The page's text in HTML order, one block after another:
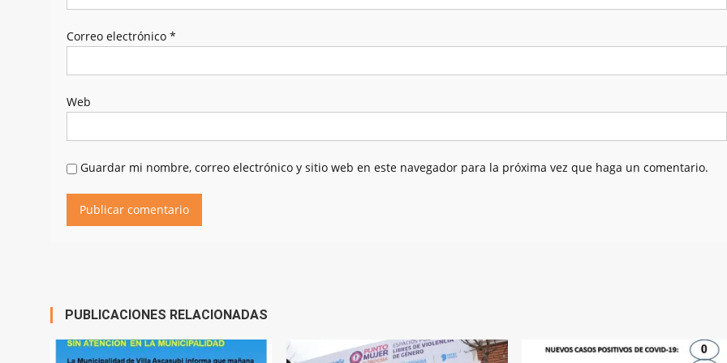
Correo electrónico *
Web
Guardar mi nombre, correo electrónico y sitio web en este navegador para la próxima vez que haga un comentario.
PUBLICACIONES RELACIONADAS